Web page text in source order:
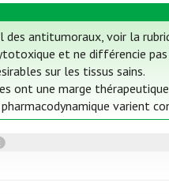
antitumoraux, voir la
et ne différencie
sur les tissus sains.
ont une marge
varient